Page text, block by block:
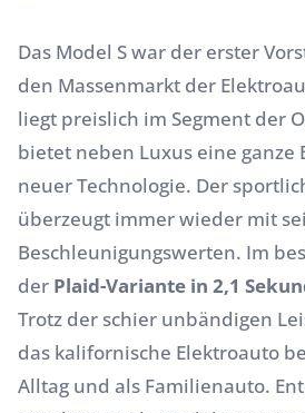
Das Model S war der erster
den Massenmarkt der
liegt preislich im Segment der
bietet neben Luxus eine ganze
neuer Technologie. Der
überzeugt immer wieder mit
Beschleunigungswerten. Im
der Plaid-Variante in 2,1
Trotz der schier unbändigen
das kalifornische Elektroauto
Alltag und als Familienauto.